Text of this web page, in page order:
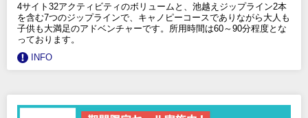
4サイト32アクティビティのボリュームと、池越えジップライン2本
を含む7つのジップラインで、キャノピーコースでありながら大人も
子供も大満足のアドベンチャーです。所用時間は60～90分程度とな
っております。
INFO